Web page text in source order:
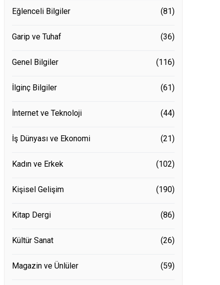
Eğlenceli Bilgiler (81)
Garip ve Tuhaf (36)
Genel Bilgiler (116)
İlginç Bilgiler (61)
İnternet ve Teknoloji (44)
İş Dünyası ve Ekonomi (21)
Kadın ve Erkek (102)
Kişisel Gelişim (190)
Kitap Dergi (86)
Kültür Sanat (26)
Magazin ve Ünlüler (59)